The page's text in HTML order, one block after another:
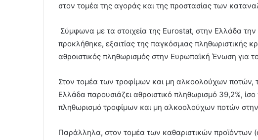
στον τομέα της αγοράς και της προστασίας των
Σύμφωνα με τα στοιχεία της Eurostat, στην Ελλάδα την
προκλήθηκε, εξαιτίας της παγκόσμιας πληθωριστικής
αθροιστικός πληθωρισμός στην Ευρωπαϊκή Ένωση για
Στον τομέα των τροφίμων και μη αλκοολούχων ποτών,
Ελλάδα παρουσιάζει αθροιστικό πληθωρισμό 39,2%, ίσο
πληθωρισμό τροφίμων και μη αλκοολούχων ποτών στην
Παράλληλα, στον τομέα των καθαριστικών προϊόντων